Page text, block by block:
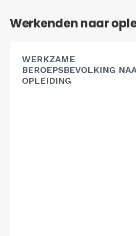
Werkenden naar
WERKZAME
BEROEPSBEVOLKING
OPLEIDING